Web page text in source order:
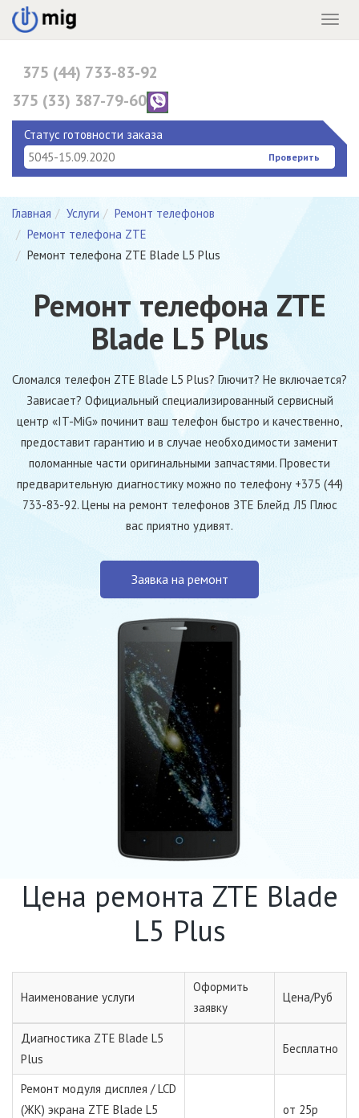
Menu
375 (44) 733-83-92
375 (33) 387-79-60
375 (17) 396-10-82
Статус готовности заказа
Проверить
Главная Услуги
Ремонт телефонов
Ремонт телефона ZTE
Ремонт телефона ZTE Blade L5 Plus
Ремонт телефона ZTE
Blade L5 Plus
Сломался телефон ZTE Blade L5 Plus? Глючит? Не включается?
Зависает? Официальный специализированный сервисный
центр «IT-MiG» починит ваш телефон быстро и качественно,
предоставит гарантию и в случае необходимости заменит
поломанные части оригинальными запчастями. Провести
предварительную диагностику можно по телефону +375 (44)
733-83-92. Цены на ремонт телефонов ЗТЕ Блейд Л5 Плюс
вас приятно удивят.
Заявка на ремонт
Цена ремонта ZTE Blade
L5 Plus
Наименование услуги
Оформить
заявку
Цена/Руб
Диагностика ZTE Blade L5
Plus
Бесплатно
Ремонт модуля дисплея / LCD
(ЖК) экрана ZTE Blade L5
от 25р